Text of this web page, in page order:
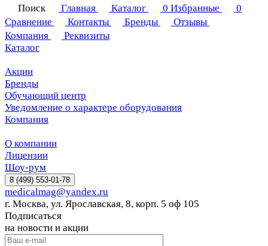
Поиск Главная Каталог 0 Избранные
0
Сравнение
Контакты Бренды
Отзывы
Компания
Реквизиты
Каталог
Акции
Бренды
Обучающий центр
Уведомление о характере оборудования
Компания
О компании
Лицензии
Шоу-рум
8 (499) 553-01-78
medicalmag@yandex.ru
г. Москва, ул. Ярославская, 8, корп. 5 оф 105
Подписаться
на новости и акции